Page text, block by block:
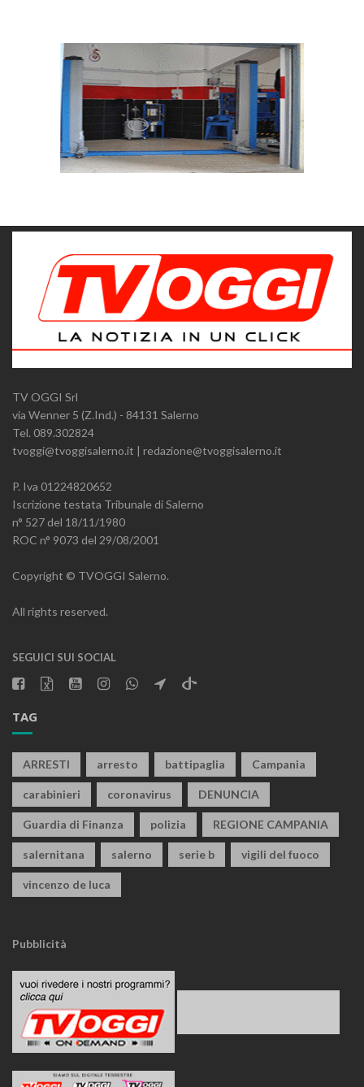
TV OGGI Srl
via Wenner 5 (Z.Ind.) - 84131 Salerno
Tel. 089.302824
tvoggi@tvoggisalerno.it | redazione@tvoggisalerno.it
P. Iva 01224820652
Iscrizione testata Tribunale di Salerno
n° 527 del 18/11/1980
ROC n° 9073 del 29/08/2001
Copyright © TVOGGI Salerno.
All rights reserved.
SEGUICI SUI SOCIAL
TAG
ARRESTI arresto battipaglia Campania
carabinieri coronavirus DENUNCIA
Guardia di Finanza polizia REGIONE CAMPANIA
salernitana salerno serie b vigili del fuoco
vincenzo de luca
Pubblicità